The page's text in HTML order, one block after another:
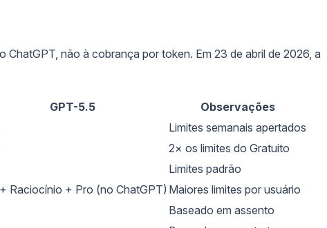
não à cobrança por token. Em 23 de abril de 2026, a
GPT-5.5
Observações
Limites semanais apertados
2× os limites do Gratuito
Limites padrão
Raciocínio + Pro (no ChatGPT) Maiores limites por usuário
Baseado em assento